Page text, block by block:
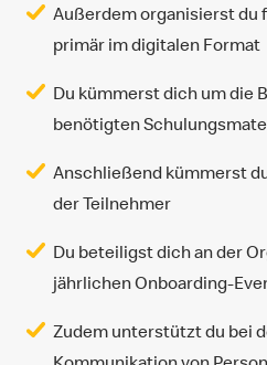
Außerdem organisierst du
primär im digitalen Format
Du kümmerst dich um die
benötigten
Anschließend kümmerst
der Teilnehmer
Du beteiligst dich an der
jährlichen Onboarding-
Zudem unterstützt du bei